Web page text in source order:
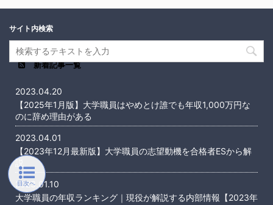
サイト内検索
新着記事一覧
2023.04.20
【2025年1月版】大学職員はやめとけ誰でも年収1,000万円な
のに辞め理由がある
2023.04.01
【2023年12月最新版】大学職員の志望動機を合格者ESから解
説
2023.01.10
大学職員の年収ランキング｜現役が解説する内部情報【2023年